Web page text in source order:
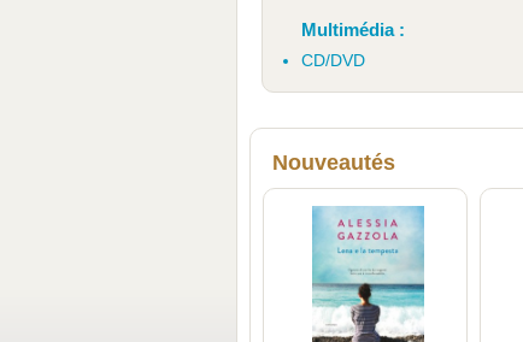
Multimédia :
CD/DVD
Nouveautés